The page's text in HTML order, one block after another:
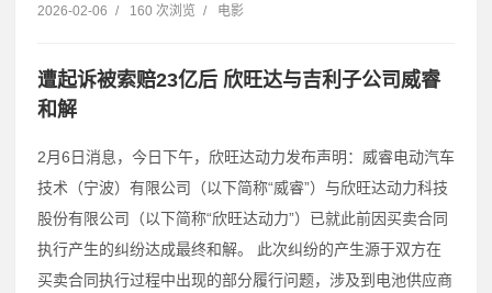
2026-02-06 / 160 次浏览 / 电影
遭起诉被索赔23亿后 欣旺达与吉利子公司威睿
和解
2月6日消息，今日下午，欣旺达动力发布声明：威睿电动汽车
技术（宁波）有限公司（以下简称“威睿”）与欣旺达动力科技
股份有限公司（以下简称“欣旺达动力”）已就此前因买卖合同
执行产生的纠纷达成最终和解。 此次纠纷的产生源于双方在
买卖合同执行过程中出现的部分履行问题，涉及到电池供应商